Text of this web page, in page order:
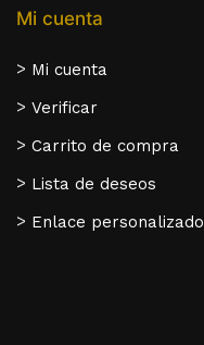
Mi cuenta
> Mi cuenta
> Verificar
> Carrito de compra
> Lista de deseos
> Enlace personalizado